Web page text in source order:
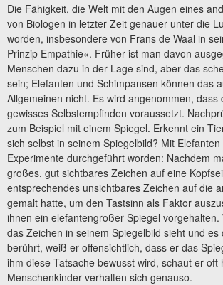
Die Fähigkeit, die Welt mit den Augen eines
von Biologen in letzter Zeit genauer unter die
worden, insbesondere von Frans de Waal in
Prinzip Empathie«. Früher ist man davon
Menschen dazu in der Lage sind, aber das
sein; Elefanten und Schimpansen können das
Allgemeinen nicht. Es wird angenommen, dass
gewisses Selbstempfinden voraussetzt.
zum Beispiel mit einem Spiegel. Erkennt ein
sich selbst in seinem Spiegelbild? Mit
Experimente durchgeführt worden: Nachdem
großes, gut sichtbares Zeichen auf eine
entsprechendes unsichtbares Zeichen auf die
gemalt hatte, um den Tastsinn als Faktor
ihnen ein elefantengroßer Spiegel
das Zeichen in seinem Spiegelbild sieht und
berührt, weiß er offensichtlich, dass er das
ihm diese Tatsache bewusst wird, schaut er oft
Menschenkinder verhalten sich genauso.